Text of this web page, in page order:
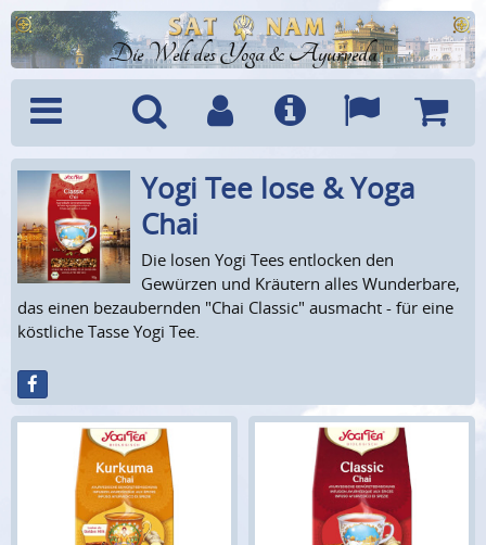
Die Welt des Yoga & Ayurveda
Menü SucheBenutzerkonto
Info Sprachen
Yogi Tee lose & Yoga
Chai
Die losen Yogi Tees entlocken den
Gewürzen und Kräutern alles Wunderbare,
das einen bezaubernden "Chai Classic" ausmacht - für eine
köstliche Tasse Yogi Tee.